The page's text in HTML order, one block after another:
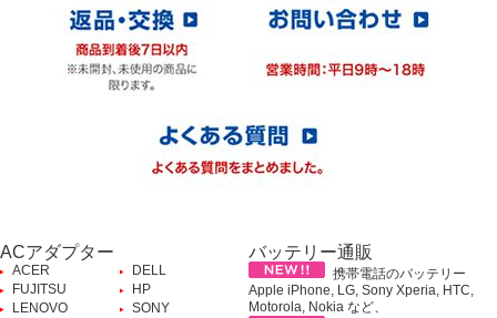
ACアダプター
ACER
DELL
FUJITSU
HP
LENOVO
SONY
バッテリー通販
携帯電話のバッテリー
Apple iPhone, LG, Sony Xperia, HTC,
Motorola, Nokia など、